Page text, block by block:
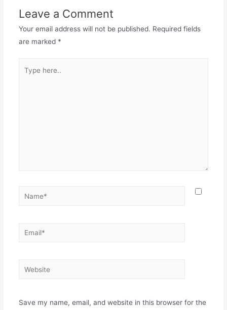
Leave a Comment
Your email address will not be published. Required fields
are marked *
here..
Name*
Email*
Website
Save my name, email, and website in this browser for the